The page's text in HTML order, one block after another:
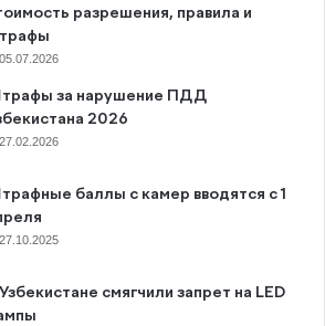
разрешения, правила и
05.07.2026
за нарушение ПДД
2026
27.02.2026
баллы с камер вводятся с 1
27.10.2025
смягчили запрет на LED